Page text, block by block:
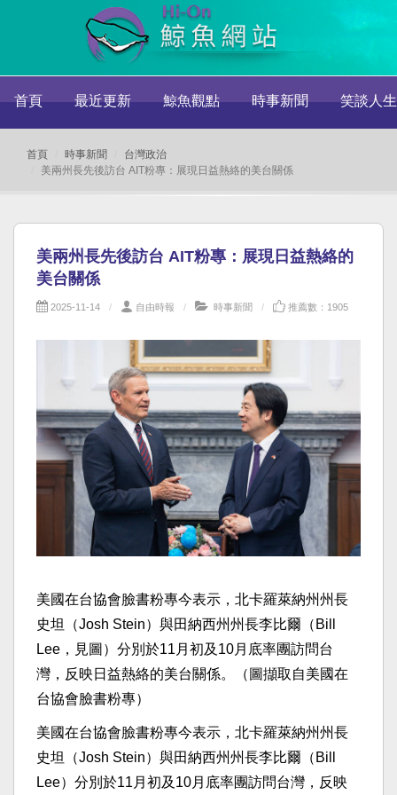
首頁 最近更新 鯨魚觀點 時事新聞 笑談人生
首頁 時事新聞
台灣政治
美兩州長先後訪台 AIT粉專：展現日益熱絡的美台關係
美兩州長先後訪台 AIT粉專：展現日益熱絡的
美台關係
2025-11-14 自由時報 時事新聞 推薦數：1905
美國在台協會臉書粉專今表示，北卡羅萊納州州長
史坦（Josh Stein）與田納西州州長李比爾（Bill
Lee，見圖）分別於11月初及10月底率團訪問台
灣，反映日益熱絡的美台關係。（圖擷取自美國在
台協會臉書粉專）
美國在台協會臉書粉專今表示，北卡羅萊納州州長
史坦（Josh Stein）與田納西州州長李比爾（Bill
Lee）分別於11月初及10月底率團訪問台灣，反映